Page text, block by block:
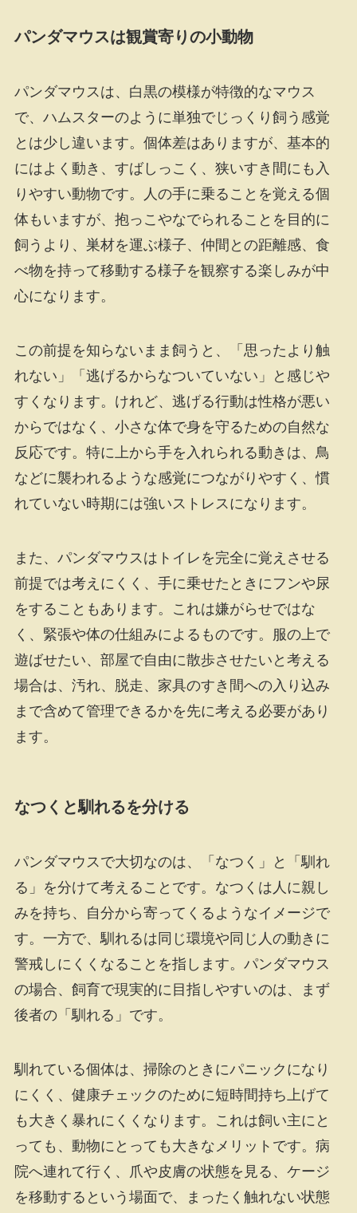
パンダマウスは観賞寄りの小動物
パンダマウスは、白黒の模様が特徴的なマウス
で、ハムスターのように単独でじっくり飼う感覚
とは少し違います。個体差はありますが、基本的
にはよく動き、すばしっこく、狭いすき間にも入
りやすい動物です。人の手に乗ることを覚える個
体もいますが、抱っこやなでられることを目的に
飼うより、巣材を運ぶ様子、仲間との距離感、食
べ物を持って移動する様子を観察する楽しみが中
心になります。
この前提を知らないまま飼うと、「思ったより触
れない」「逃げるからなついていない」と感じや
すくなります。けれど、逃げる行動は性格が悪い
からではなく、小さな体で身を守るための自然な
反応です。特に上から手を入れられる動きは、鳥
などに襲われるような感覚につながりやすく、慣
れていない時期には強いストレスになります。
また、パンダマウスはトイレを完全に覚えさせる
前提では考えにくく、手に乗せたときにフンや尿
をすることもあります。これは嫌がらせではな
く、緊張や体の仕組みによるものです。服の上で
遊ばせたい、部屋で自由に散歩させたいと考える
場合は、汚れ、脱走、家具のすき間への入り込み
まで含めて管理できるかを先に考える必要があり
ます。
なつくと馴れるを分ける
パンダマウスで大切なのは、「なつく」と「馴れ
る」を分けて考えることです。なつくは人に親し
みを持ち、自分から寄ってくるようなイメージで
す。一方で、馴れるは同じ環境や同じ人の動きに
警戒しにくくなることを指します。パンダマウス
の場合、飼育で現実的に目指しやすいのは、まず
後者の「馴れる」です。
馴れている個体は、掃除のときにパニックになり
にくく、健康チェックのために短時間持ち上げて
も大きく暴れにくくなります。これは飼い主にと
っても、動物にとっても大きなメリットです。病
院へ連れて行く、爪や皮膚の状態を見る、ケージ
を移動するという場面で、まったく触れない状態